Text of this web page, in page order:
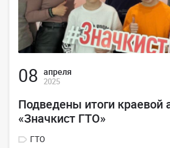
08 апреля
2025
Подведены итоги краевой
«Значкист ГТО»
ГТО